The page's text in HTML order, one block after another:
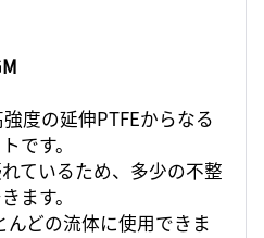
度の延伸PTFEからなる
です。
ているため、多少の不整
ます。
んどの流体に使用できま